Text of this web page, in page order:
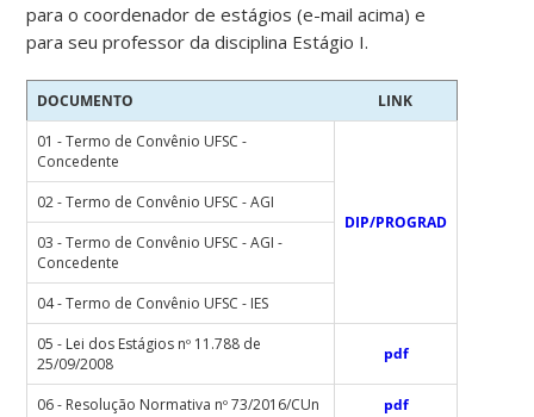
para o coordenador de estágios (e-mail acima) e
para seu professor da disciplina Estágio I.
DOCUMENTO
LINK
01 - Termo de Convênio UFSC -
Concedente
DIP/PROGRAD
02 - Termo de Convênio UFSC - AGI
03 - Termo de Convênio UFSC - AGI -
Concedente
04 - Termo de Convênio UFSC - IES
05 - Lei dos Estágios nº 11.788 de
25/09/2008
pdf
06 - Resolução Normativa nº 73/2016/CUn
pdf